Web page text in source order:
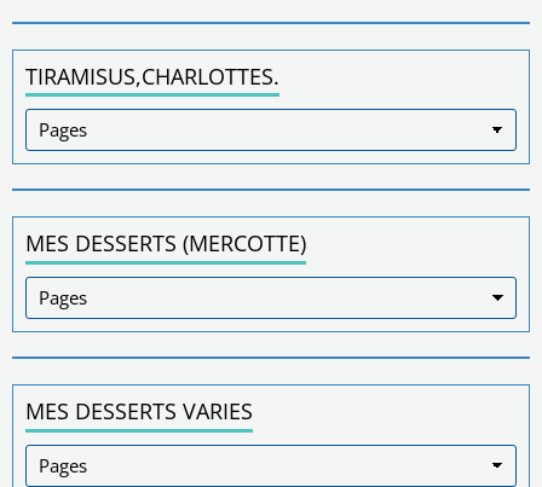
TIRAMISUS,CHARLOTTES.
MES DESSERTS (MERCOTTE)
MES DESSERTS VARIES